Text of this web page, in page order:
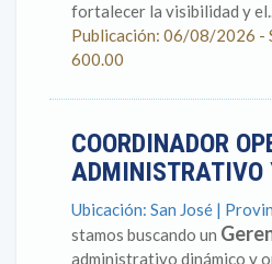
fortalecer la visibilidad y
Publicación: 06/08/2026 -
600.00
COORDINADOR
ADMINISTRATIVO
Ubicación: San José |
stamos buscando un
administrativo dinámico y